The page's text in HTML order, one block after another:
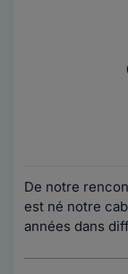
De notre
est né notre
années dans